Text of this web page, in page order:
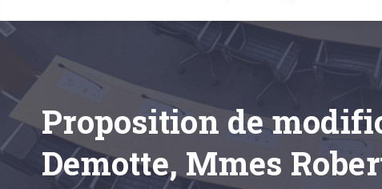
Proposition de
Demotte, Mmes